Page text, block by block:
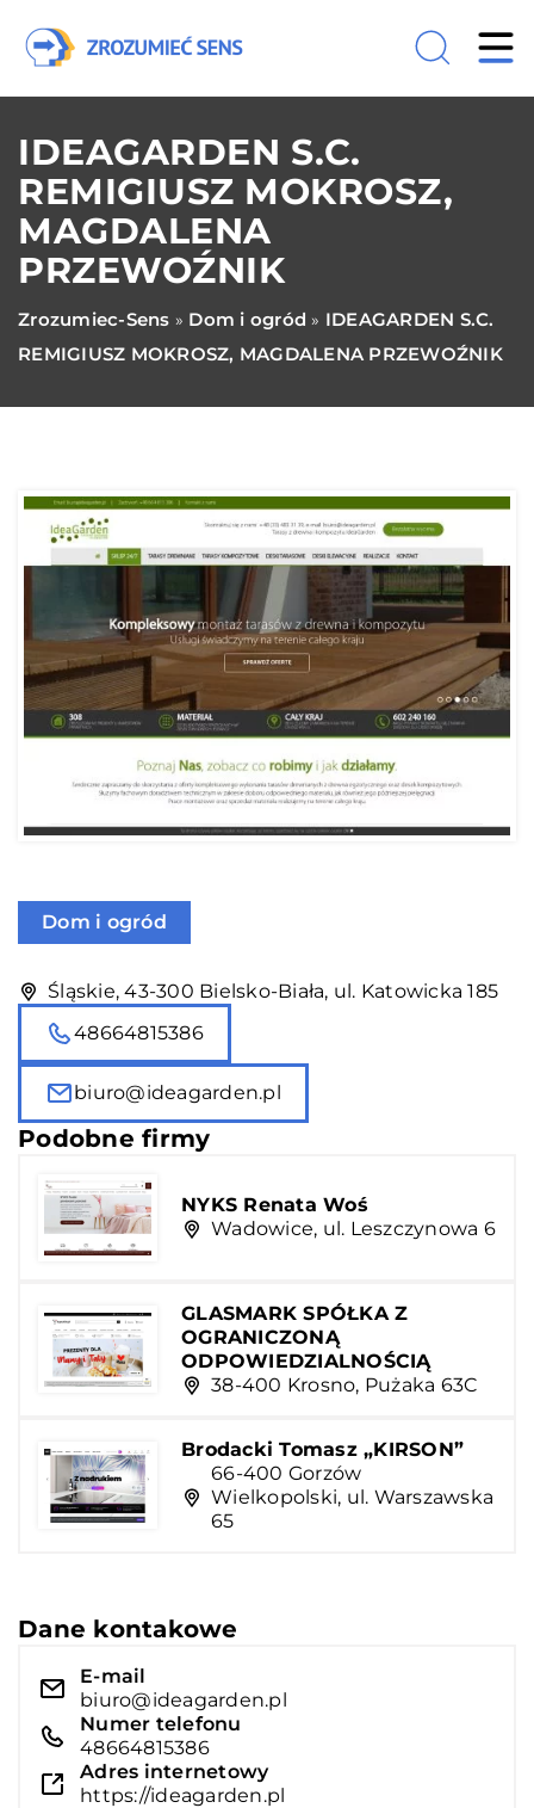
IDEAGARDEN S.C.
REMIGIUSZ MOKROSZ,
MAGDALENA
PRZEWOŹNIK
Zrozumiec-Sens » Dom i ogród » IDEAGARDEN S.C.
REMIGIUSZ MOKROSZ, MAGDALENA PRZEWOŹNIK
Dom i ogród
Śląskie, 43-300 Bielsko-Biała, ul. Katowicka 185
48664815386
biuro@ideagarden.pl
Podobne firmy
NYKS Renata Woś
Wadowice, ul. Leszczynowa 6
GLASMARK SPÓŁKA Z
OGRANICZONĄ
ODPOWIEDZIALNOŚCIĄ
38-400 Krosno, Pużaka 63C
Brodacki Tomasz „KIRSON”
66-400 Gorzów
Wielkopolski, ul. Warszawska
65
Dane kontakowe
E-mail
biuro@ideagarden.pl
Numer telefonu
48664815386
Adres internetowy
https://ideagarden.pl